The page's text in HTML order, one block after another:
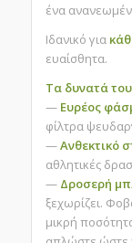
ένα
Ιδανικό για
ευαίσθητα.
Τα δυνατά
— Ευρέος
φίλτρα
—Ανθεκτικό
αθλητικές
— Δροσερή
ξεχωρίζει.
μικρή